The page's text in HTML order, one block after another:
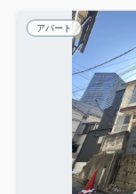
アパート